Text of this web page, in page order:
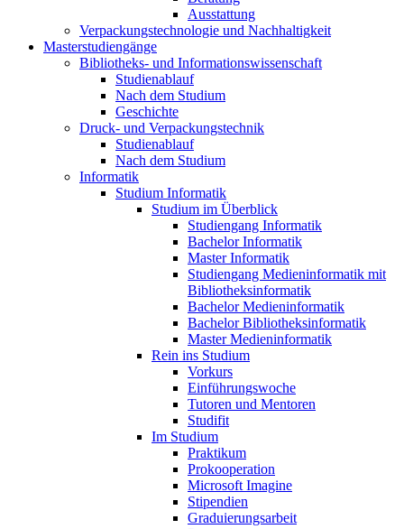
Ausstattung
Verpackungstechnologie und Nachhaltigkeit
Masterstudiengänge
Bibliotheks- und Informationswissenschaft
Studienablauf
Nach dem Studium
Geschichte
Druck- und Verpackungstechnik
Studienablauf
Nach dem Studium
Informatik
Studium Informatik
Studium im Überblick
Studiengang Informatik
Bachelor Informatik
Master Informatik
Studiengang Medieninformatik mit
Bibliotheksinformatik
Bachelor Medieninformatik
Bachelor Bibliotheksinformatik
Master Medieninformatik
Rein ins Studium
Vorkurs
Einführungswoche
Tutoren und Mentoren
Studifit
Im Studium
Praktikum
Prokooperation
Microsoft Imagine
Stipendien
Graduierungsarbeit